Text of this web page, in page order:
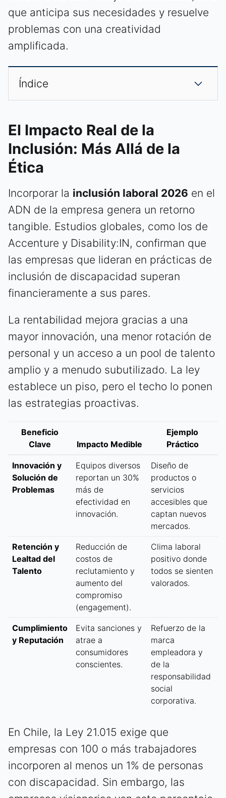
que anticipa sus necesidades y resuelve
problemas con una creatividad
amplificada.
Índice
El Impacto Real de la
Inclusión: Más Allá de la
Ética
Incorporar la inclusión laboral 2026 en el
ADN de la empresa genera un retorno
tangible. Estudios globales, como los de
Accenture y Disability:IN, confirman que
las empresas que lideran en prácticas de
inclusión de discapacidad superan
financieramente a sus pares.
La rentabilidad mejora gracias a una
mayor innovación, una menor rotación de
personal y un acceso a un pool de talento
amplio y a menudo subutilizado. La ley
establece un piso, pero el techo lo ponen
las estrategias proactivas.
Beneficio
Clave
Impacto Medible
Ejemplo
Práctico
Innovación y
Solución de
Problemas
Equipos diversos
reportan un 30%
más de
efectividad en
innovación.
Diseño de
productos o
servicios
accesibles que
captan nuevos
mercados.
Retención y
Lealtad del
Talento
Reducción de
costos de
reclutamiento y
aumento del
compromiso
(engagement).
Clima laboral
positivo donde
todos se sienten
valorados.
Cumplimiento
y Reputación
Evita sanciones y
atrae a
consumidores
conscientes.
Refuerzo de la
marca
empleadora y
de la
responsabilidad
social
corporativa.
En Chile, la Ley 21.015 exige que
empresas con 100 o más trabajadores
incorporen al menos un 1% de personas
con discapacidad. Sin embargo, las